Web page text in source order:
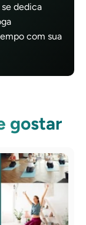
dedica
com sua
gostar